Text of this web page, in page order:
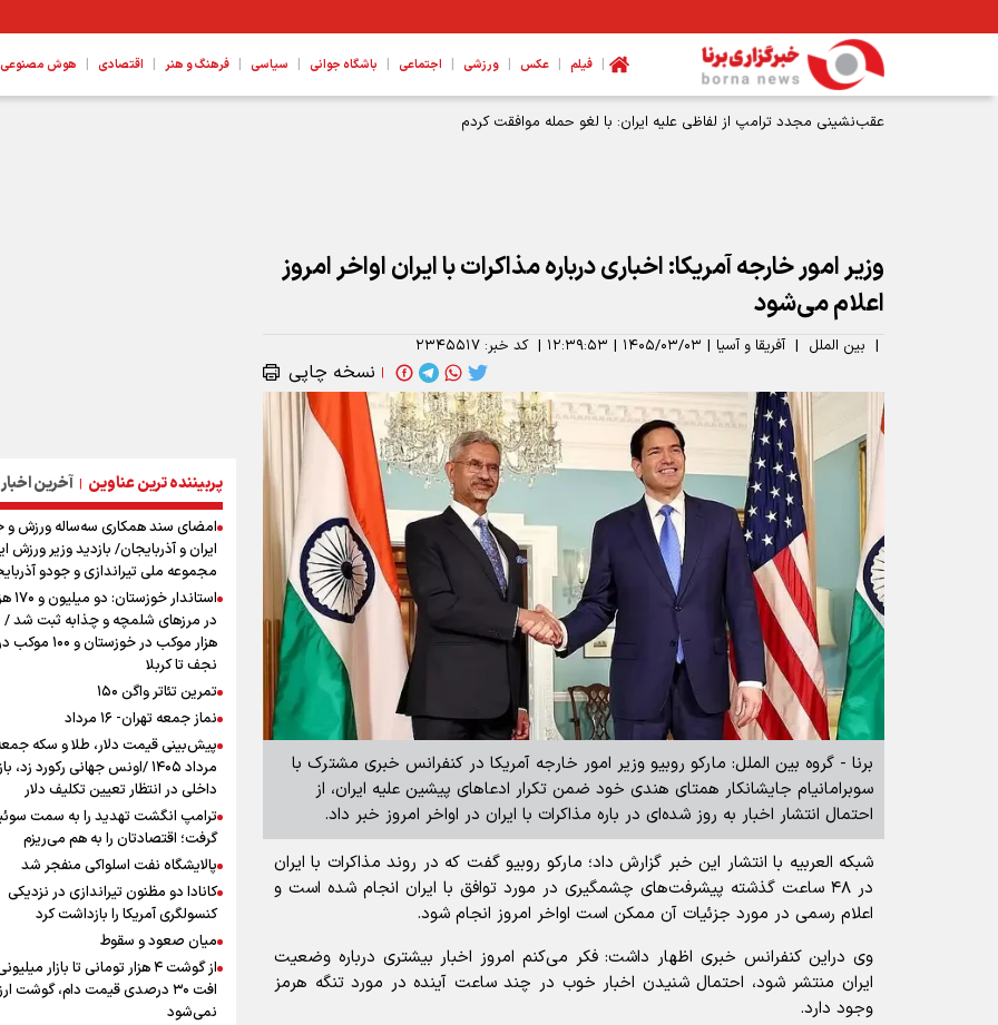
| فیلم | عکس | ورزشی | اجتماعی | باشگاه جوانی | سیاسی | فرهنگ و هنر | اقتصادی | هوش مصنوعی،
عقب‌نشینی مجدد ترامپ از لفاظی علیه ایران: با لغو حمله موافقت کردم
وزیر امور خارجه آمریکا: اخباری درباره مذاکرات با ایران اواخر امروز
اعلام می‌شود
| بین الملل | آفریقا و آسیا | ۱۴۰۵/۰۳/۰۳ | ۱۲:۳۹:۵۳ | کد خبر: ۲۳۴۵۵۱۷
| نسخه چاپی
برنا - گروه بین الملل: مارکو روبیو وزیر امور خارجه آمریکا در کنفرانس خبری مشترک با
سوبرامانیام جایشانکار همتای هندی خود ضمن تکرار ادعاهای پیشین علیه ایران، از
احتمال انتشار اخبار به روز شده‌ای در باره مذاکرات با ایران در اواخر امروز خبر داد.
شبکه العربیه با انتشار این خبر گزارش داد؛ مارکو روبیو گفت که در روند مذاکرات با ایران
در ۴۸ ساعت گذشته پیشرفت‌های چشمگیری در مورد توافق با ایران انجام شده است و
اعلام رسمی در مورد جزئیات آن ممکن است اواخر امروز انجام شود.
وی دراین کنفرانس خبری اظهار داشت: فکر می‌کنم امروز اخبار بیشتری درباره وضعیت
ایران منتشر شود، احتمال شنیدن اخبار خوب در چند ساعت آینده در مورد تنگه هرمز
وجود دارد.
پربیننده ترین عناوین | آخرین اخبار
امضای سند همکاری سه‌ساله ورزش و
ایران و آذربایجان/ بازدید وزیر ورزش
مجموعه ملی تیراندازی و جودو
در مرزهای شلمچه و چذابه ثبت شد /
هزار موکب در
نجف تا کربلا
تمرین تئاتر واگن ۱۵۰
نماز جمعه تهران- ۱۶ مرداد
مرداد ۱۴۰۵ /اونس جهانی رکورد زد،
داخلی در انتظار تعیین تکلیف دلار
ترامپ انگشت تهدید را به سمت
گرفت؛ اقتصادتان را به هم می‌ریزم
پالایشگاه نفت اسلواکی منفجر شد
کانادا دو مظنون تیراندازی در نزدیکی
کنسولگری آمریکا را بازداشت کرد
میان صعود و سقوط
از گوشت ۴ هزار تومانی تا بازار
افت ۳۰ درصدی قیمت دام، گوشت
نمی‌شود